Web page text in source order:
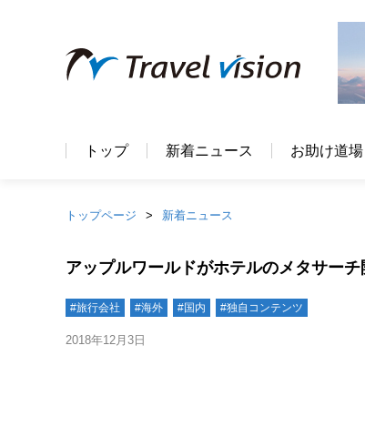
トップ 新着ニュース お助け道場
トップページ 新着ニュース
アップルワールドがホテルのメタサー
#旅行会社 #海外 #国内 #独自コンテンツ
2018年12月3日